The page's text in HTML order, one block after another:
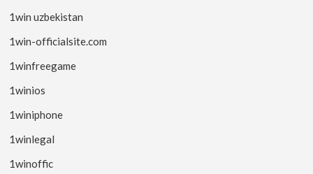
1win uzbekistan
1win-officialsite.com
1winfreegame
1winios
1winiphone
1winlegal
1winoffic